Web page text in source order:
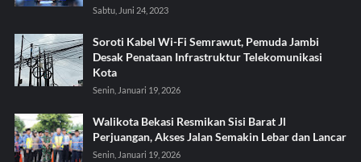
Sabtu, Juni 24, 2023
Soroti Kabel Wi-Fi Semrawut, Pemuda Jambi
Desak Penataan Infrastruktur Telekomunikasi
Kota
Senin, Januari 19, 2026
Walikota Bekasi Resmikan Sisi Barat Jl
Perjuangan, Akses Jalan Semakin Lebar dan Lancar
Senin, Januari 19, 2026